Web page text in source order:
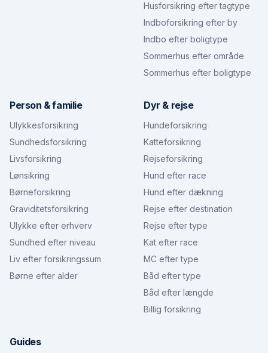
Husforsikring efter tagtype
Indboforsikring efter by
Indbo efter boligtype
Sommerhus efter område
Sommerhus efter boligtype
Person & familie
Ulykkesforsikring
Sundhedsforsikring
Livsforsikring
Lønsikring
Børneforsikring
Graviditetsforsikring
Ulykke efter erhverv
Sundhed efter niveau
Liv efter forsikringssum
Børne efter alder
Dyr & rejse
Hundeforsikring
Katteforsikring
Rejseforsikring
Hund efter race
Hund efter dækning
Rejse efter destination
Rejse efter type
Kat efter race
MC efter type
Båd efter type
Båd efter længde
Billig forsikring
Guides